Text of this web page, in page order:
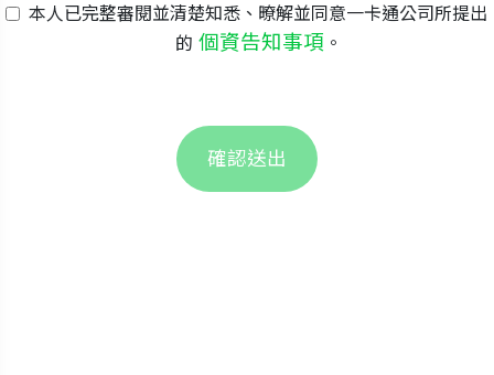
本人已完整審閱並清楚知悉、暸解並同意一卡通公司所提出
的 個資告知事項 。